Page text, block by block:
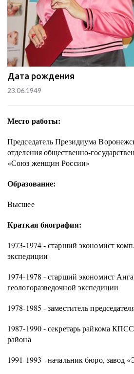
Дата рождения
23.06.1949
Место работы:
Председатель Президиума
отделения общественно-
«Союз женщин России»
Образование:
Высшее
Краткая биография:
1973-1974 - старший экономист
экспедиции
1974-1978 - старший экономист
геологоразведочной экспедиции
1978-1985 - заместитель
1987-1990 - секретарь райкома
района
1991-1993 - начальник бюро, завод